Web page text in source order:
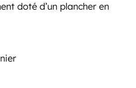
doté d’un plancher en